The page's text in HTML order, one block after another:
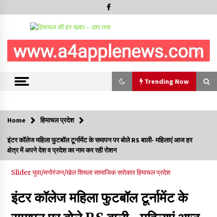
Trending Now
हमीरपुर के बड़सर में मनाया जाएगा राज्यस्तरीय स्वतंत्रता दिवस समारोह, CM
सुक्खू करेंगे ध्वजारोहण
07/08/2026
07/08/2026
Home हिमाचल प्रदेश
इंटर कॉलेज महिला फुटबॉल टूर्नामेंट के समापन पर बोले RS बाली- महिलाएं आज हर
क्षेत्र में अपने देश व प्रदेश का नाम कर रही रोशन
Sliderयुवा/मनोरंजन/खेलशिमलासामाजिक सरोकारहिमाचल प्रदेश
इंटर कॉलेज महिला फुटबॉल टूर्नामेंट के